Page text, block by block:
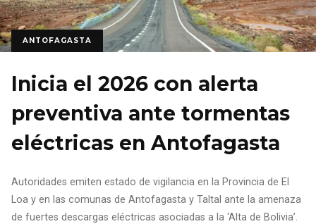
ANTOFAGASTA
Inicia el 2026 con alerta
preventiva ante tormentas
eléctricas en Antofagasta
Autoridades emiten estado de vigilancia en la Provincia de El
Loa y en las comunas de Antofagasta y Taltal ante la amenaza
de fuertes descargas eléctricas asociadas a la ‘Alta de Bolivia’.